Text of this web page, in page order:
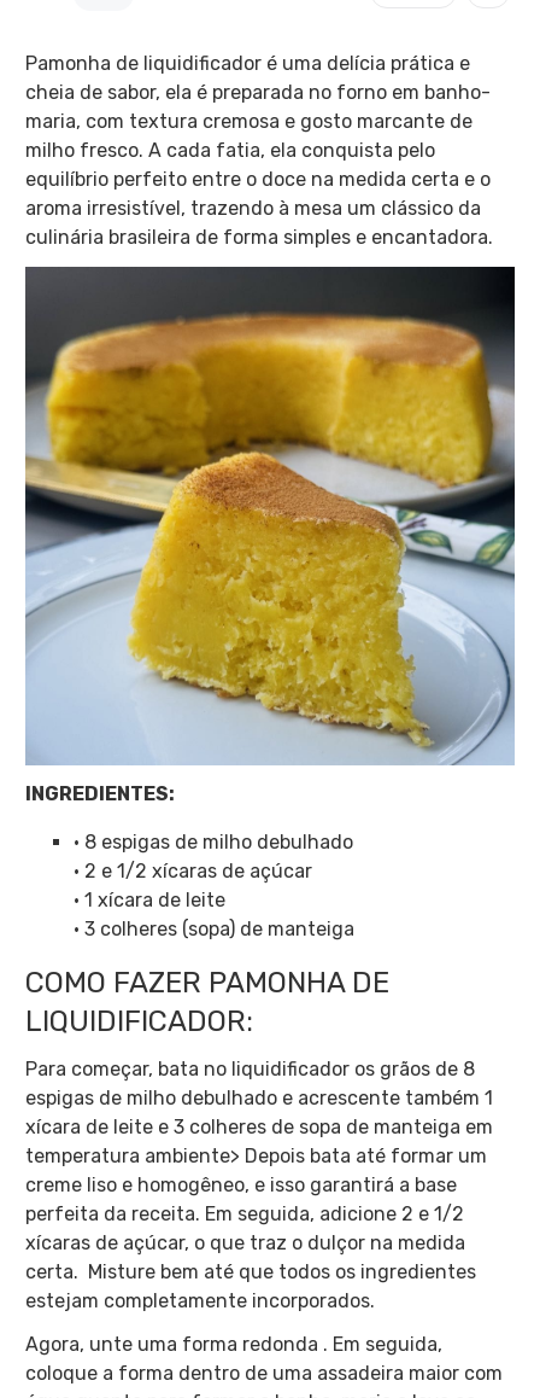
Pamonha de liquidificador é uma delícia prática e
cheia de sabor, ela é preparada no forno em banho-
maria, com textura cremosa e gosto marcante de
milho fresco. A cada fatia, ela conquista pelo
equilíbrio perfeito entre o doce na medida certa e o
aroma irresistível, trazendo à mesa um clássico da
culinária brasileira de forma simples e encantadora.
INGREDIENTES:
• 8 espigas de milho debulhado
• 2 e 1/2 xícaras de açúcar
• 1 xícara de leite
• 3 colheres (sopa) de manteiga
COMO FAZER PAMONHA DE
LIQUIDIFICADOR:
Para começar, bata no liquidificador os grãos de 8
espigas de milho debulhado e acrescente também 1
xícara de leite e 3 colheres de sopa de manteiga em
temperatura ambiente> Depois bata até formar um
creme liso e homogêneo, e isso garantirá a base
perfeita da receita. Em seguida, adicione 2 e 1/2
xícaras de açúcar, o que traz o dulçor na medida
certa. Misture bem até que todos os ingredientes
estejam completamente incorporados.
Agora, unte uma forma redonda . Em seguida,
coloque a forma dentro de uma assadeira maior com